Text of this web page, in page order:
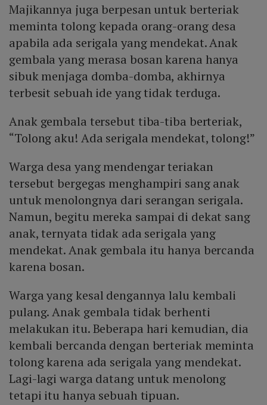
Majikannya juga berpesan untuk berteriak
meminta tolong kepada orang-orang desa
apabila ada serigala yang mendekat. Anak
gembala yang merasa bosan karena hanya
sibuk menjaga domba-domba, akhirnya
terbesit sebuah ide yang tidak terduga.
Anak gembala tersebut tiba-tiba berteriak,
“Tolong aku! Ada serigala mendekat, tolong!”
Warga desa yang mendengar teriakan
tersebut bergegas menghampiri sang anak
untuk menolongnya dari serangan serigala.
Namun, begitu mereka sampai di dekat sang
anak, ternyata tidak ada serigala yang
mendekat. Anak gembala itu hanya bercanda
karena bosan.
Warga yang kesal dengannya lalu kembali
pulang. Anak gembala tidak berhenti
melakukan itu. Beberapa hari kemudian, dia
kembali bercanda dengan berteriak meminta
tolong karena ada serigala yang mendekat.
Lagi-lagi warga datang untuk menolong
tetapi itu hanya sebuah tipuan.